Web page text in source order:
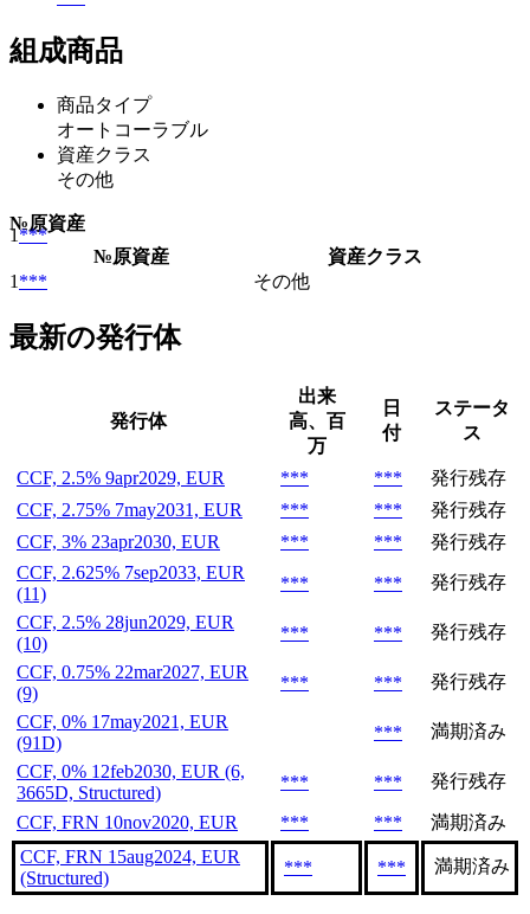
組成商品
商品タイプ
オートコーラブル
資産クラス
その他
№原資産
1***
№原資産
資産クラス
1 *** その他
最新の発行体
発行体
出来
高、百
万
日
付
ステータ
ス
CCF, 2.5% 9apr2029, EUR *** ***
発行残存
CCF, 2.75% 7may2031, EUR
*** ***
発行残存
CCF, 3% 23apr2030, EUR
*** ***
発行残存
CCF, 2.625% 7sep2033, EUR
(11)
*** ***
発行残存
CCF, 2.5% 28jun2029, EUR
(10)
*** ***
発行残存
CCF, 0.75% 22mar2027, EUR
(9)
*** ***
発行残存
CCF, 0% 17may2021, EUR
(91D)
***
満期済み
CCF, 0% 12feb2030, EUR (6,
3665D, Structured)
*** *** 発行残存
CCF, FRN 10nov2020, EUR *** ***
満期済み
CCF, FRN 15aug2024, EUR
(Structured)
*** *** 満期済み